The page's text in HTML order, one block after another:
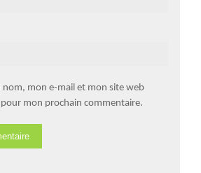
nom, mon e-mail et mon site web
mon prochain commentaire.